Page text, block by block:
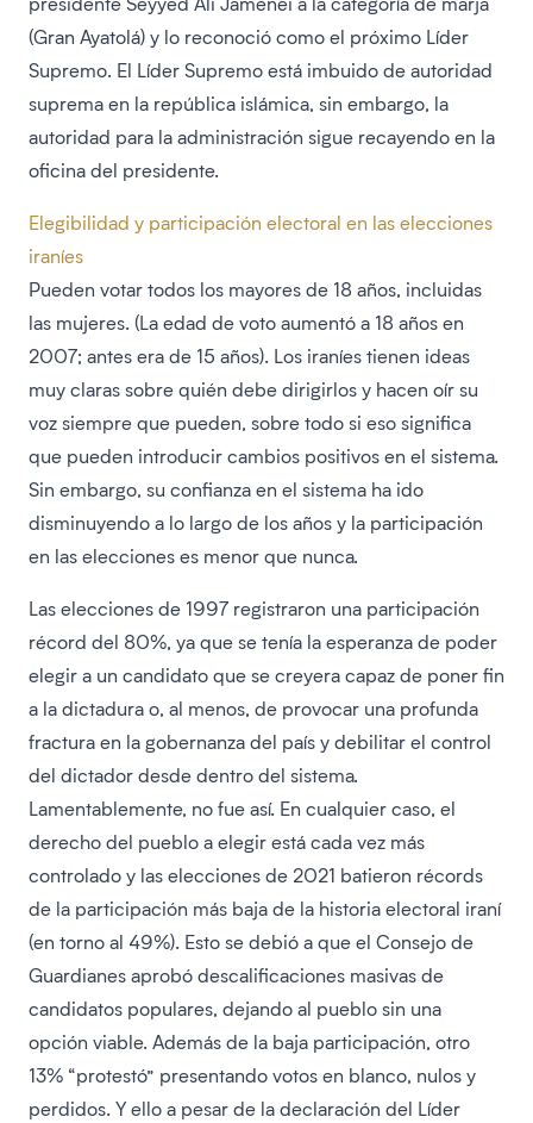
(Gran Ayatolá) y lo reconoció como el próximo Líder
Supremo. El Líder Supremo está imbuido de autoridad
suprema en la república islámica, sin embargo, la
autoridad para la administración sigue recayendo en la
oficina del presidente.
Elegibilidad y participación electoral en las elecciones
iraníes
Pueden votar todos los mayores de 18 años, incluidas
las mujeres. (La edad de voto aumentó a 18 años en
2007; antes era de 15 años). Los iraníes tienen ideas
muy claras sobre quién debe dirigirlos y hacen oír su
voz siempre que pueden, sobre todo si eso significa
que pueden introducir cambios positivos en el sistema.
Sin embargo, su confianza en el sistema ha ido
disminuyendo a lo largo de los años y la participación
en las elecciones es menor que nunca.
Las elecciones de 1997 registraron una participación
récord del 80%, ya que se tenía la esperanza de poder
elegir a un candidato que se creyera capaz de poner fin
a la dictadura o, al menos, de provocar una profunda
fractura en la gobernanza del país y debilitar el control
del dictador desde dentro del sistema.
Lamentablemente, no fue así. En cualquier caso, el
derecho del pueblo a elegir está cada vez más
controlado y las elecciones de 2021 batieron récords
de la participación más baja de la historia electoral iraní
(en torno al 49%). Esto se debió a que el Consejo de
Guardianes aprobó descalificaciones masivas de
candidatos populares, dejando al pueblo sin una
opción viable. Además de la baja participación, otro
13% “protestó” presentando votos en blanco, nulos y
perdidos. Y ello a pesar de la declaración del Líder